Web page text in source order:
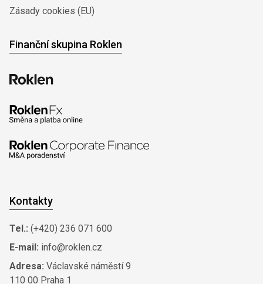
Zásady cookies (EU)
Finanční skupina Roklen
Kontakty
Tel.: (+420) 236 071 600
E-mail: info@roklen.cz
Adresa: Václavské náměstí 9
110 00 Praha 1